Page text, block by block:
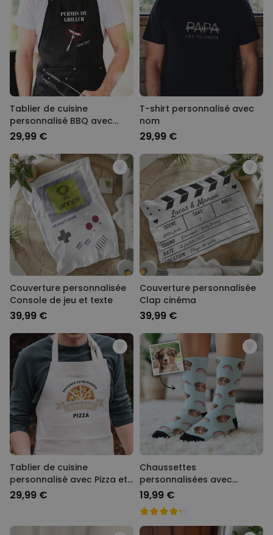
Tablier de cuisine
personnalisé BBQ avec
texte
29,99 €
T-shirt personnalisé avec
nom
29,99 €
Couverture personnalisée
Console de jeu et texte
39,99 €
Couverture personnalisée
Clap cinéma
39,99 €
Tablier de cuisine
personnalisé avec Pizza et
nom
29,99 €
Chaussettes
personnalisées avec
visage style cartoon
19,99 €